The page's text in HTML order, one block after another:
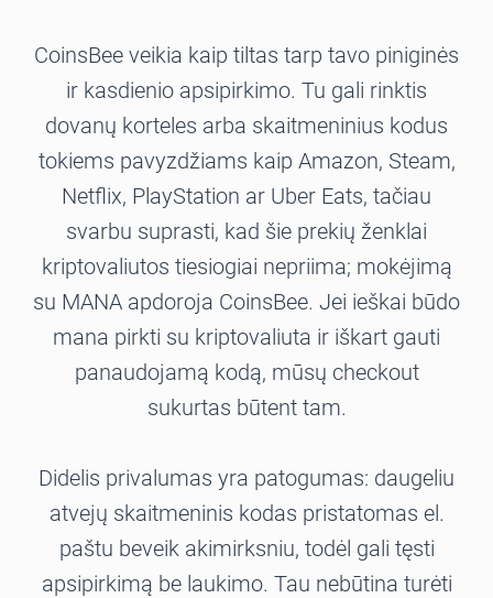
CoinsBee veikia kaip tiltas tarp tavo piniginės
ir kasdienio apsipirkimo. Tu gali rinktis
dovanų korteles arba skaitmeninius kodus
tokiems pavyzdžiams kaip Amazon, Steam,
Netflix, PlayStation ar Uber Eats, tačiau
svarbu suprasti, kad šie prekių ženklai
kriptovaliutos tiesiogiai nepriima; mokėjimą
su MANA apdoroja CoinsBee. Jei ieškai būdo
mana pirkti su kriptovaliuta ir iškart gauti
panaudojamą kodą, mūsų checkout
sukurtas būtent tam.
Didelis privalumas yra patogumas: daugeliu
atvejų skaitmeninis kodas pristatomas el.
paštu beveik akimirksniu, todėl gali tęsti
apsipirkimą be laukimo. Tau nebūtina turėti